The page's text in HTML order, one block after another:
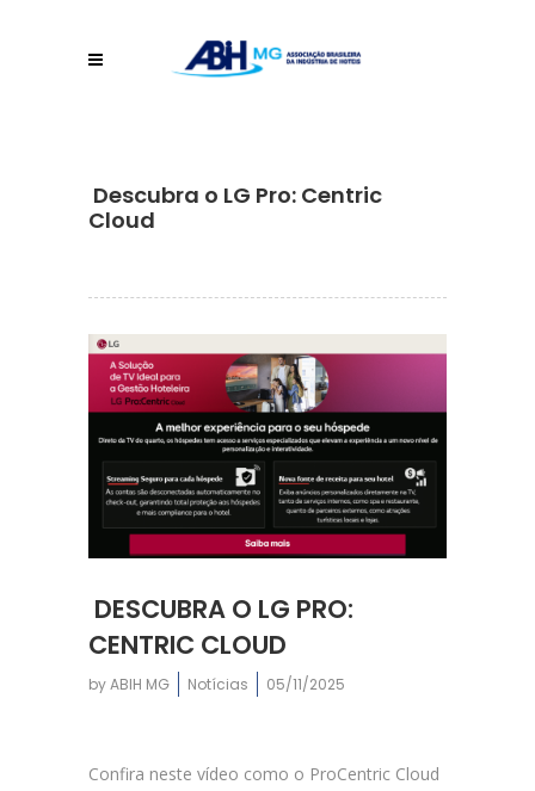
Descubra o LG Pro: Centric
Cloud
DESCUBRA O LG PRO:
CENTRIC CLOUD
byABIH MG Notícias 05/11/2025
Confira neste vídeo como o ProCentric Cloud